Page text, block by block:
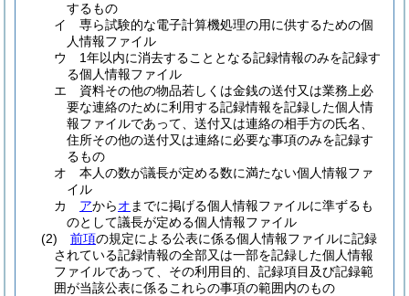
するもの
イ
専ら試験的な電子計算機処理の用に供するための個
人情報ファイル
ウ
1年以内に消去することとなる記録情報のみを記録す
る個人情報ファイル
エ
資料その他の物品若しくは金銭の送付又は業務上必
要な連絡のために利用する記録情報を記録した個人情
報ファイルであって、送付又は連絡の相手方の氏名、
住所その他の送付又は連絡に必要な事項のみを記録す
るもの
オ
本人の数が議長が定める数に満たない個人情報ファ
イル
カ
アからオ までに掲げる個人情報ファイルに準ずるも
のとして議長が定める個人情報ファイル
(2)
前項の規定による公表に係る個人情報ファイルに記録
されている記録情報の全部又は一部を記録した個人情報
ファイルであって、その利用目的、記録項目及び記録範
囲が当該公表に係るこれらの事項の範囲内のもの